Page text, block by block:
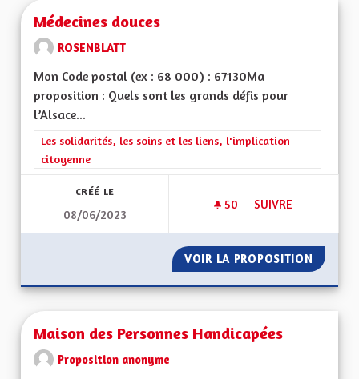
Médecines douces
ROSENBLATT
Mon Code postal (ex : 68 000) : 67130Ma
proposition : Quels sont les grands défis pour
l’Alsace...
Filtrer les résultats de la catégorie : Les solidarités, les soins
Les solidarités, les soins et les liens, l'implication
citoyenne
CRÉÉ LE
08/06/2023
50 50 ABONNÉS
SUIVRE
VOIR LA PROPOSITION
Maison des Personnes Handicapées
Proposition anonyme